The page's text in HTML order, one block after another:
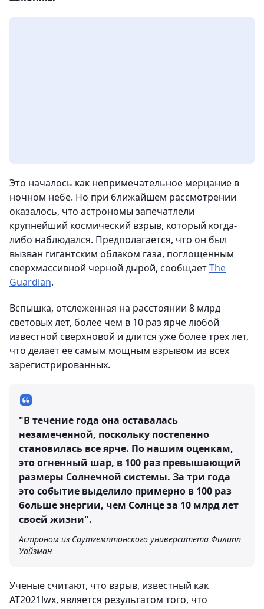
Это началось как непримечательное мерцание в
ночном небе. Но при ближайшем рассмотрении
оказалось, что астрономы запечатлели
крупнейший космический взрыв, который когда-
либо наблюдался. Предполагается, что он был
вызван гигантским облаком газа, поглощенным
сверхмассивной черной дырой, сообщаетThe
Guardian.
Вспышка, отслеженная на расстоянии 8 млрд
световых лет, более чем в 10 раз ярче любой
известной сверхновой и длится уже более трех лет,
что делает ее самым мощным взрывом из всех
зарегистрированных.
"В течение года она оставалась
незамеченной, поскольку постепенно
становилась все ярче. По нашим оценкам,
это огненный шар, в 100 раз превышающий
размеры Солнечной системы. За три года
это событие выделило примерно в 100 раз
больше энергии, чем Солнце за 10 млрд лет
своей жизни".
Астроном из Саутгемптонского университета Филипп
Уайзман
Ученые считают, что взрыв, известный как
AT2021lwx, является результатом того, что